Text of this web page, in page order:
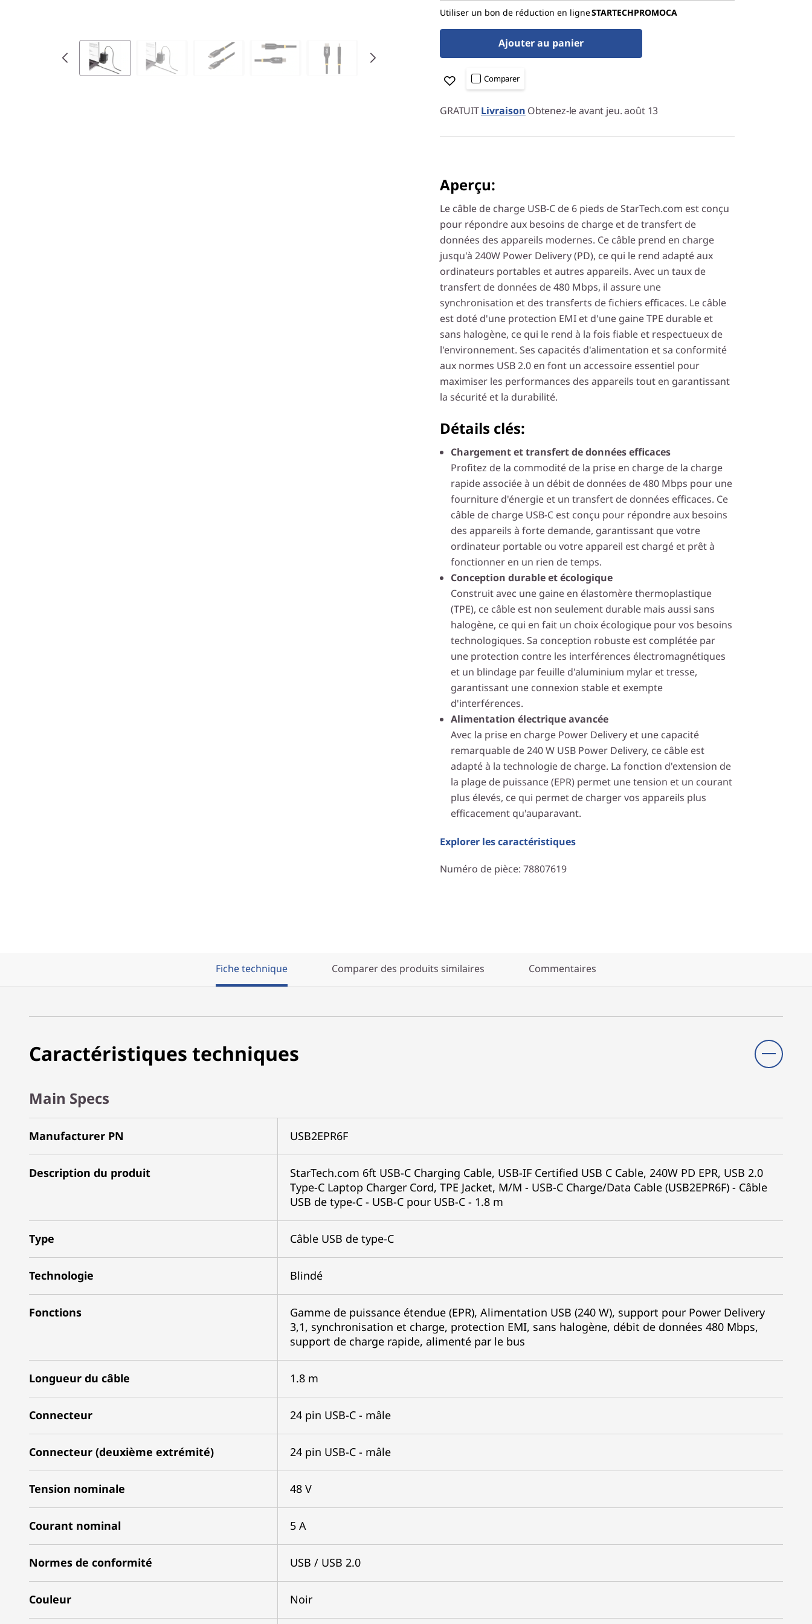
Utiliser un bon de réduction en ligneSTARTECHPROMOCA
Ajouter au panier
Comparer
GRATUITLivraison Obtenez-le avant jeu. août 13
Aperçu:
Le câble de charge USB-C de 6 pieds de StarTech.com est conçu
pour répondre aux besoins de charge et de transfert de
données des appareils modernes. Ce câble prend en charge
jusqu'à 240W Power Delivery (PD), ce qui le rend adapté aux
ordinateurs portables et autres appareils. Avec un taux de
transfert de données de 480 Mbps, il assure une
synchronisation et des transferts de fichiers efficaces. Le câble
est doté d'une protection EMI et d'une gaine TPE durable et
sans halogène, ce qui le rend à la fois fiable et respectueux de
l'environnement. Ses capacités d'alimentation et sa conformité
aux normes USB 2.0 en font un accessoire essentiel pour
maximiser les performances des appareils tout en garantissant
la sécurité et la durabilité.
Détails clés:
Chargement et transfert de données efficaces
Profitez de la commodité de la prise en charge de la charge
rapide associée à un débit de données de 480 Mbps pour une
fourniture d'énergie et un transfert de données efficaces. Ce
câble de charge USB-C est conçu pour répondre aux besoins
des appareils à forte demande, garantissant que votre
ordinateur portable ou votre appareil est chargé et prêt à
fonctionner en un rien de temps.
Conception durable et écologique
Construit avec une gaine en élastomère thermoplastique
(TPE), ce câble est non seulement durable mais aussi sans
halogène, ce qui en fait un choix écologique pour vos besoins
technologiques. Sa conception robuste est complétée par
une protection contre les interférences électromagnétiques
et un blindage par feuille d'aluminium mylar et tresse,
garantissant une connexion stable et exempte
d'interférences.
Alimentation électrique avancée
Avec la prise en charge Power Delivery et une capacité
remarquable de 240 W USB Power Delivery, ce câble est
adapté à la technologie de charge. La fonction d'extension de
la plage de puissance (EPR) permet une tension et un courant
plus élevés, ce qui permet de charger vos appareils plus
efficacement qu'auparavant.
Explorer les caractéristiques
Numéro de pièce: 78807619
Fiche technique Comparer des produits similaires Commentaires
Caractéristiques techniques
Main Specs
Manufacturer PN USB2EPR6F
Description du produit
StarTech.com 6ft USB-C Charging Cable, USB-IF Certified USB C Cable, 240W PD EPR, USB 2.0
Type-C Laptop Charger Cord, TPE Jacket, M/M - USB-C Charge/Data Cable (USB2EPR6F) - Câble
USB de type-C - USB-C pour USB-C - 1.8 m
Type Câble USB de type-C
Technologie Blindé
Fonctions
Gamme de puissance étendue (EPR), Alimentation USB (240 W), support pour Power Delivery
3,1, synchronisation et charge, protection EMI, sans halogène, débit de données 480 Mbps,
support de charge rapide, alimenté par le bus
Longueur du câble 1.8 m
Connecteur 24 pin USB-C - mâle
Connecteur (deuxième extrémité) 24 pin USB-C - mâle
Tension nominale 48 V
Courant nominal 5 A
Normes de conformité USB / USB 2.0
Couleur Noir